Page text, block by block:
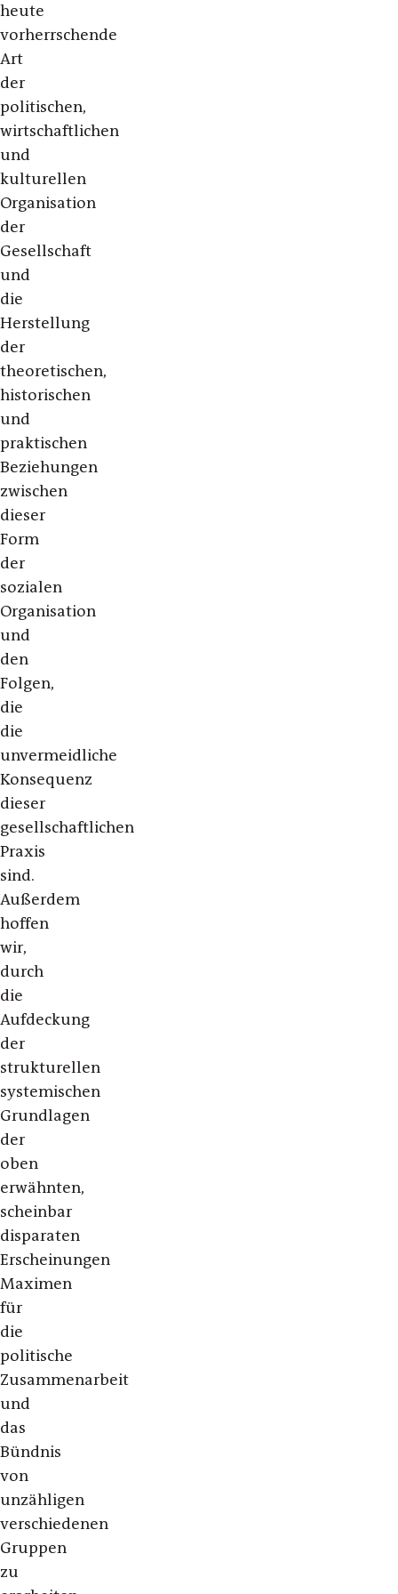
heute
vorherrschende
Art
der
politischen,
wirtschaftlichen
und
kulturellen
Organisation
der
Gesellschaft
und
die
Herstellung
der
theoretischen,
historischen
und
praktischen
Beziehungen
zwischen
dieser
Form
der
sozialen
Organisation
und
den
Folgen,
die
die
unvermeidliche
Konsequenz
dieser
gesellschaftlichen
Praxis
sind.
Außerdem
hoffen
wir,
durch
die
Aufdeckung
der
strukturellen
systemischen
Grundlagen
der
oben
erwähnten,
scheinbar
disparaten
Erscheinungen
Maximen
für
die
politische
Zusammenarbeit
und
das
Bündnis
von
unzähligen
verschiedenen
Gruppen
zu